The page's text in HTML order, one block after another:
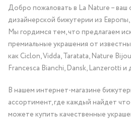
Добро пожаловать в La Nature – ваш
дизайнерской бижутерии из
Мы гордимся тем, что предлагаем
премиальные украшения от
как Ciclon, Vidda, Taratata, Nature
Francesca Bianchi, Dansk, Lanzerotti и
В нашем интернет-магазине
ассортимент, где каждый найдет
можете купить качественные